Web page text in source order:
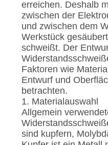
erreichen. Deshalb
zwischen der
und zwischen dem
Werkstück
schweißt. Der
Faktoren wie
Entwurf und
betrachten.
1. Materialauswahl
Allgemein
sind kupfern,